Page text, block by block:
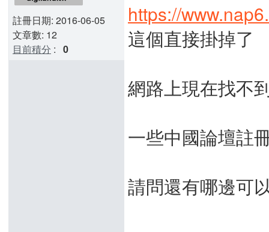
註冊日期: 2016-06-05
文章數: 12
目前積分 : 0
https://
這個直接掛掉了
網路上現在找不
一些中國論壇註
請問還有哪邊可